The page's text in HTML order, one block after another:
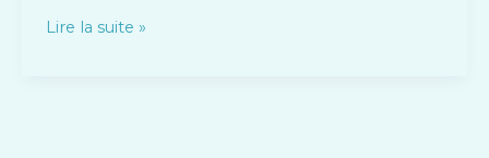
Lire la suite »